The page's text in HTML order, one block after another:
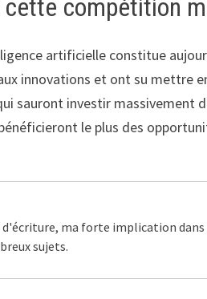
compétition
artificielle constitue
innovations et ont su mettre
sauront investir
le plus des
d'écriture, ma forte implication
sujets.